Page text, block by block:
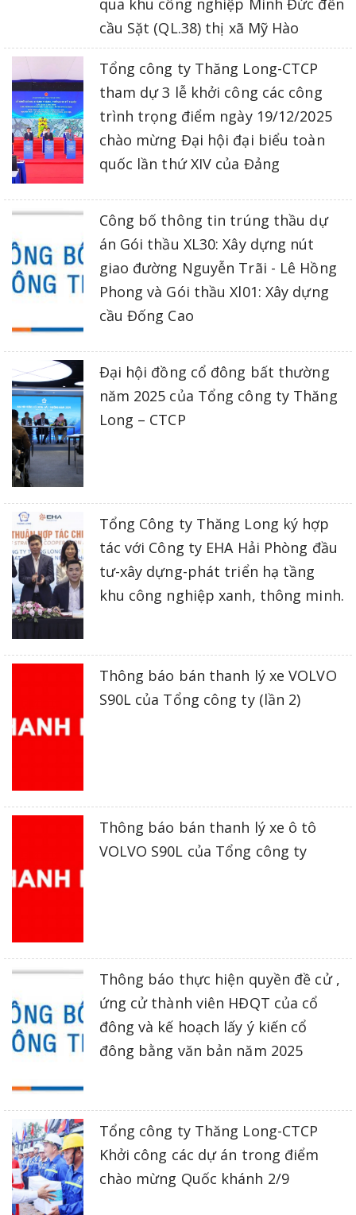
cầu Sặt (QL.38) thị xã Mỹ Hào
Tổng công ty Thăng Long-CTCP
tham dự 3 lễ khởi công các công
trình trọng điểm ngày 19/12/2025
chào mừng Đại hội đại biểu toàn
quốc lần thứ XIV của Đảng
Công bố thông tin trúng thầu dự
án Gói thầu XL30: Xây dựng nút
giao đường Nguyễn Trãi - Lê Hồng
Phong và Gói thầu Xl01: Xây dựng
cầu Đống Cao
Đại hội đồng cổ đông bất thường
năm 2025 của Tổng công ty Thăng
Long – CTCP
Tổng Công ty Thăng Long ký hợp
tác với Công ty EHA Hải Phòng đầu
tư-xây dựng-phát triển hạ tầng
khu công nghiệp xanh, thông minh.
Thông báo bán thanh lý xe VOLVO
S90L của Tổng công ty (lần 2)
Thông báo bán thanh lý xe ô tô
VOLVO S90L của Tổng công ty
Thông báo thực hiện quyền đề cử ,
ứng cử thành viên HĐQT của cổ
đông và kế hoạch lấy ý kiến cổ
đông bằng văn bản năm 2025
Tổng công ty Thăng Long-CTCP
Khởi công các dự án trong điểm
chào mừng Quốc khánh 2/9